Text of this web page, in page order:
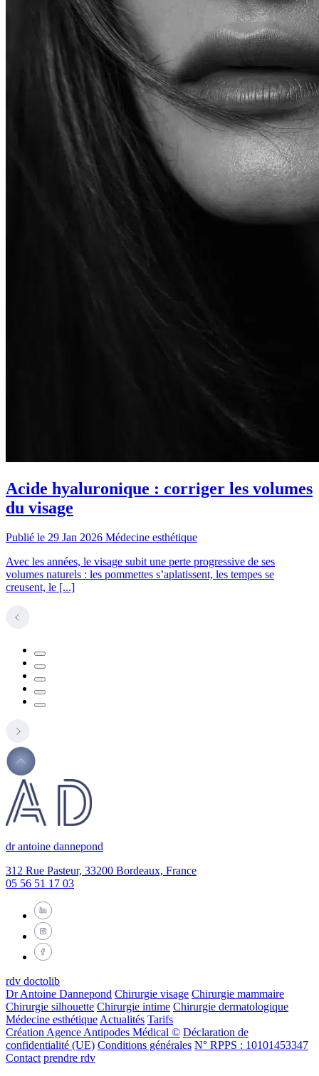
Acide hyaluronique : corriger les volumes
du visage
Publié le 29 Jan 2026 Médecine esthétique
Avec les années, le visage subit une perte progressive de ses
volumes naturels : les pommettes s’aplatissent, les tempes se
creusent, le [...]
dr antoine dannepond
312 Rue Pasteur, 33200 Bordeaux, France
05 56 51 17 03
rdv doctolib
Dr Antoine Dannepond Chirurgie visage Chirurgie mammaire
Chirurgie silhouette Chirurgie intime Chirurgie dermatologique
Médecine esthétiqueActualités Tarifs
Création Agence Antipodes Médical © Déclaration de
confidentialité (UE) Conditions générales N° RPPS : 10101453347
Contact prendre rdv